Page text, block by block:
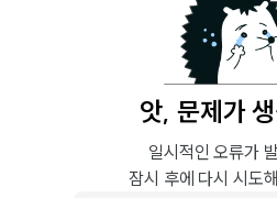
앗, 문제가
일시적인 오류가
잠시 후에 다시 시도